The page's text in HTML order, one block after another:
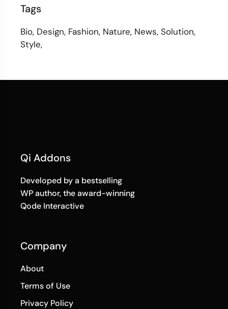
Tags
Bio Design Fashion Nature News Solution
Style
Qi Addons
Developed by a bestselling
WP author, the award-winning
Qode Interactive
Company
About
Terms of Use
Privacy Policy